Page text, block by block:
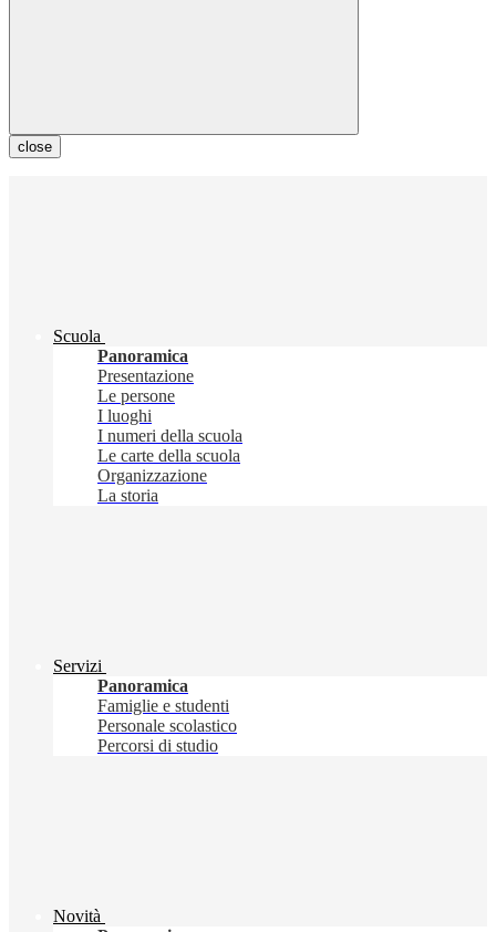
close
Scuola
Panoramica
Presentazione
Le persone
I luoghi
I numeri della scuola
Le carte della scuola
Organizzazione
La storia
Servizi
Panoramica
Famiglie e studenti
Personale scolastico
Percorsi di studio
Novità